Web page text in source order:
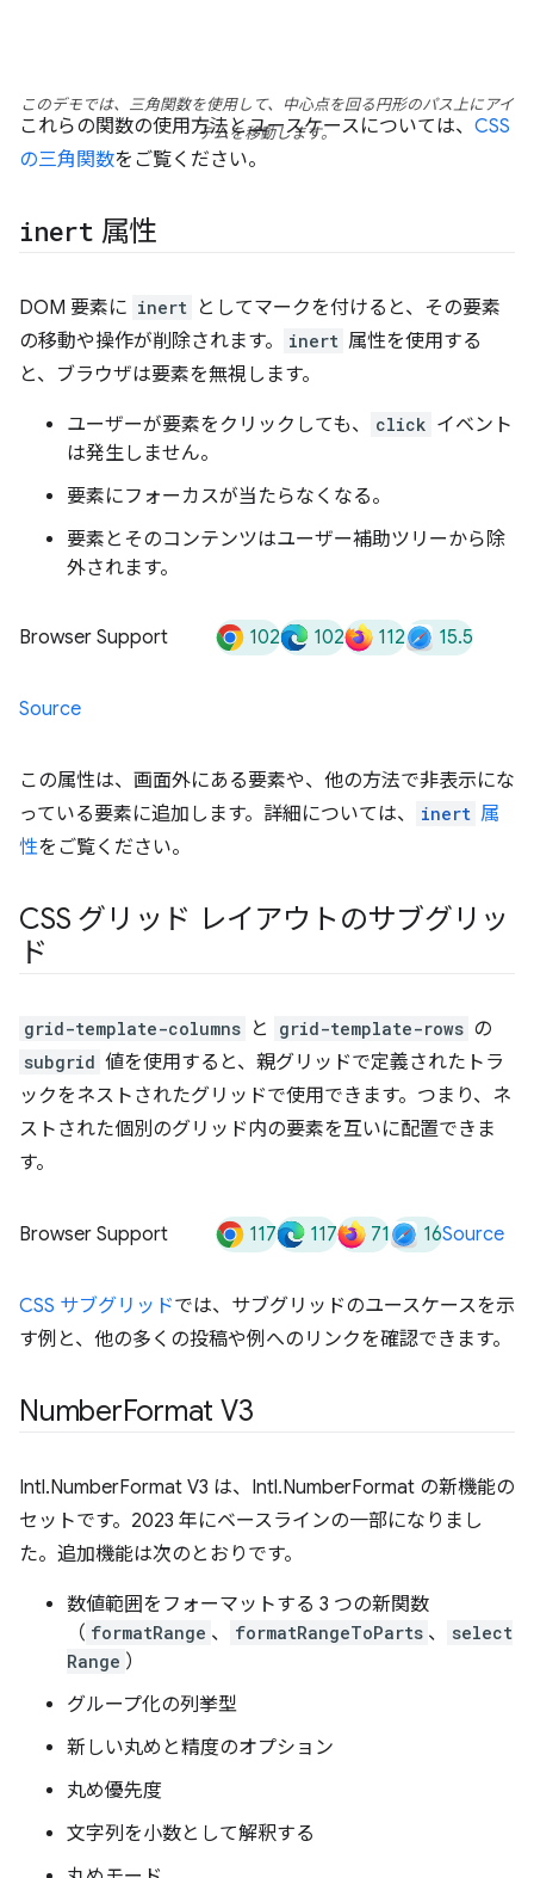
このデモでは、三角関数を使用して、中心点を回る円形のパス上にアイ
テムを移動します。
これらの関数の使用方法とユースケースについては、 CSS
の三角関数をご覧ください。
inert 属性
DOM 要素に inert
としてマークを付けると、その要素
の移動や操作が削除されます。
inert 属性を使用する
と、ブラウザは要素を無視します。
ユーザーが要素をクリックしても、 click イベント
は発生しません。
要素にフォーカスが当たらなくなる。
要素とそのコンテンツはユーザー補助ツリーから除
外されます。
Browser Support 102 102 112 15.5
Source
この属性は、画面外にある要素や、他の方法で非表示にな
っている要素に追加します。詳細については、
inert 属
性をご覧ください。
CSS グリッド レイアウトのサブグリッ
ド
grid-template-columns と grid-template-rows の
subgrid 値を使用すると、親グリッドで定義されたトラ
ックをネストされたグリッドで使用できます。つまり、ネ
ストされた個別のグリッド内の要素を互いに配置できま
す。
Browser Support 117 117 71 16Source
CSS サブグリッドでは、サブグリッドのユースケースを示
す例と、他の多くの投稿や例へのリンクを確認できます。
NumberFormat V3
Intl.NumberFormat V3 は、Intl.NumberFormat の新機能の
セットです。2023 年にベースラインの一部になりまし
た。追加機能は次のとおりです。
数値範囲をフォーマットする 3 つの新関数
（ formatRange 、 formatRangeToParts 、
select
Range ）
グループ化の列挙型
新しい丸めと精度のオプション
丸め優先度
文字列を小数として解釈する